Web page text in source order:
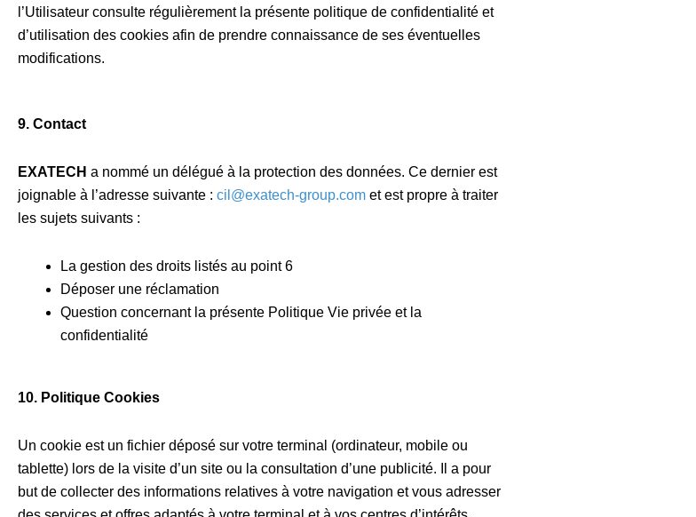
l’Utilisateur consulte régulièrement la présente politique de confidentialité et
d’utilisation des cookies afin de prendre connaissance de ses éventuelles
modifications.
9. Contact
EXATECH a nommé un délégué à la protection des données. Ce dernier est
joignable à l’adresse suivante : cil@exatech-group.com et est propre à traiter
les sujets suivants :
La gestion des droits listés au point 6
Déposer une réclamation
Question concernant la présente Politique Vie privée et la
confidentialité
10. Politique Cookies
Un cookie est un fichier déposé sur votre terminal (ordinateur, mobile ou
tablette) lors de la visite d’un site ou la consultation d’une publicité. Il a pour
but de collecter des informations relatives à votre navigation et vous adresser